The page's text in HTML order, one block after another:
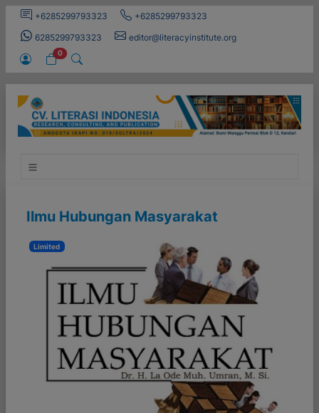
+6285299793323
+6285299793323
6285299793323
editor@literacyinstitute.org
0
Ilmu Hubungan Masyarakat
Limited